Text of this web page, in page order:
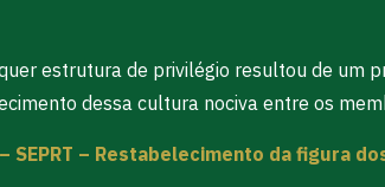
estrutura de privilégio resultou de um
dessa cultura nociva entre os
SEPRT – Restabelecimento da figura